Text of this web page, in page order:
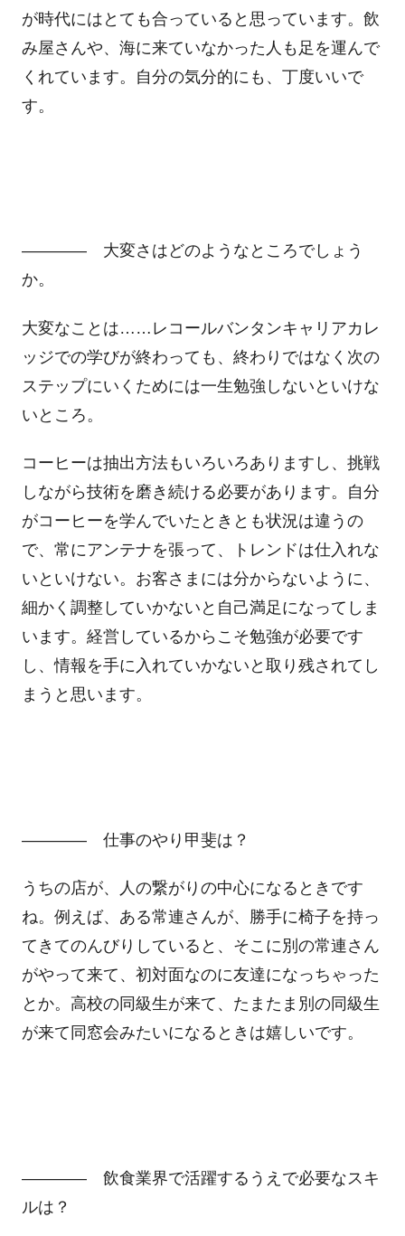
が時代にはとても合っていると思っています。飲
み屋さんや、海に来ていなかった人も足を運んで
くれています。自分の気分的にも、丁度いいで
す。
―――― 大変さはどのようなところでしょう
か。
大変なことは……レコールバンタンキャリアカレ
ッジでの学びが終わっても、終わりではなく次の
ステップにいくためには一生勉強しないといけな
いところ。
コーヒーは抽出方法もいろいろありますし、挑戦
しながら技術を磨き続ける必要があります。自分
がコーヒーを学んでいたときとも状況は違うの
で、常にアンテナを張って、トレンドは仕入れな
いといけない。お客さまには分からないように、
細かく調整していかないと自己満足になってしま
います。経営しているからこそ勉強が必要です
し、情報を手に入れていかないと取り残されてし
まうと思います。
―――― 仕事のやり甲斐は？
うちの店が、人の繋がりの中心になるときです
ね。例えば、ある常連さんが、勝手に椅子を持っ
てきてのんびりしていると、そこに別の常連さん
がやって来て、初対面なのに友達になっちゃった
とか。高校の同級生が来て、たまたま別の同級生
が来て同窓会みたいになるときは嬉しいです。
―――― 飲食業界で活躍するうえで必要なスキ
ルは？